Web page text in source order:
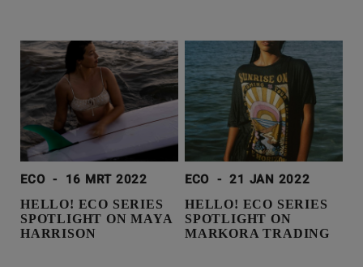
ECO - 16 MRT 2022
HELLO! ECO SERIES
SPOTLIGHT ON MAYA
HARRISON
ECO - 21 JAN 2022
HELLO! ECO SERIES
SPOTLIGHT ON
MARKORA TRADING